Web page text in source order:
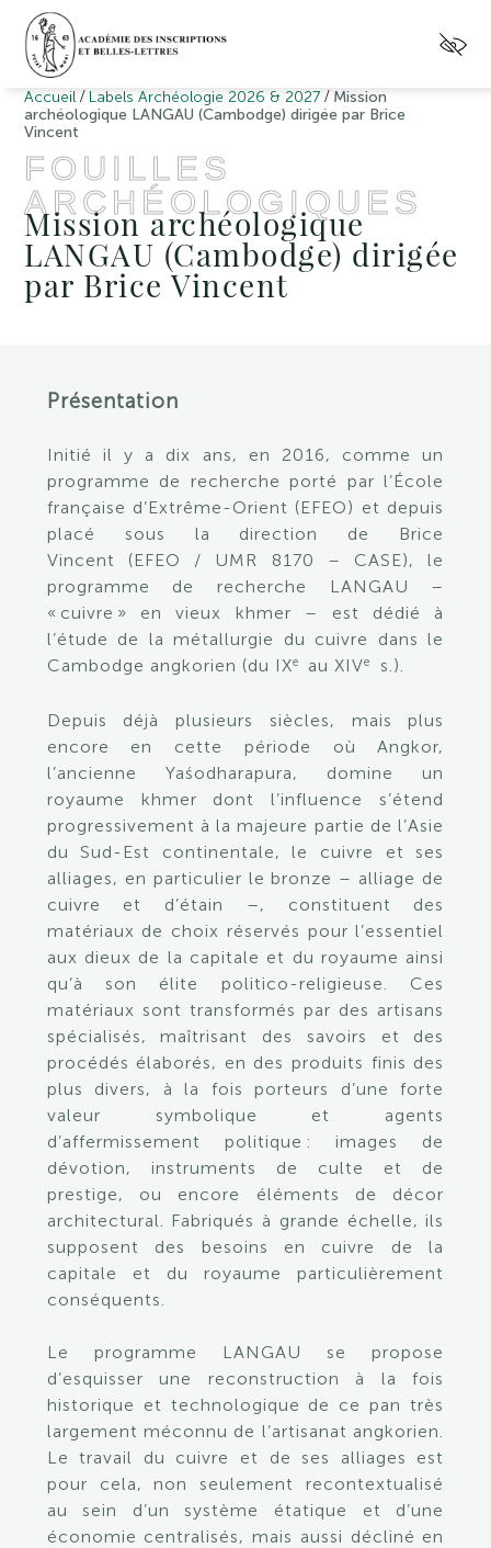
Accueil / Labels Archéologie 2026 & 2027 / Mission
archéologique LANGAU (Cambodge) dirigée par Brice
Vincent
FOUILLES
ARCHÉOLOGIQUES
Mission archéologique
LANGAU (Cambodge) dirigée
par Brice Vincent
Présentation
Initié il y a dix ans, en 2016, comme un
programme de recherche porté par l’École
française d’Extrême-Orient (EFEO) et depuis
placé sous la direction de Brice
Vincent (EFEO / UMR 8170 – CASE), le
programme de recherche LANGAU –
« cuivre » en vieux khmer – est dédié à
l’étude de la métallurgie du cuivre dans le
Cambodge angkorien (du IXe au XIVe s.).
Depuis déjà plusieurs siècles, mais plus
encore en cette période où Angkor,
l’ancienne Yaśodharapura, domine un
royaume khmer dont l’influence s’étend
progressivement à la majeure partie de l’Asie
du Sud-Est continentale, le cuivre et ses
alliages, en particulier le bronze – alliage de
cuivre et d’étain –, constituent des
matériaux de choix réservés pour l’essentiel
aux dieux de la capitale et du royaume ainsi
qu’à son élite politico-religieuse. Ces
matériaux sont transformés par des artisans
spécialisés, maîtrisant des savoirs et des
procédés élaborés, en des produits finis des
plus divers, à la fois porteurs d’une forte
valeur symbolique et agents
d’affermissement politique : images de
dévotion, instruments de culte et de
prestige, ou encore éléments de décor
architectural. Fabriqués à grande échelle, ils
supposent des besoins en cuivre de la
capitale et du royaume particulièrement
conséquents.
Le programme LANGAU
se propose
d’esquisser une reconstruction à la fois
historique et technologique de ce pan très
largement méconnu de l’artisanat angkorien.
Le travail du cuivre et de ses alliages est
pour cela, non seulement recontextualisé
au sein d’un système étatique et d’une
économie centralisés, mais aussi décliné en